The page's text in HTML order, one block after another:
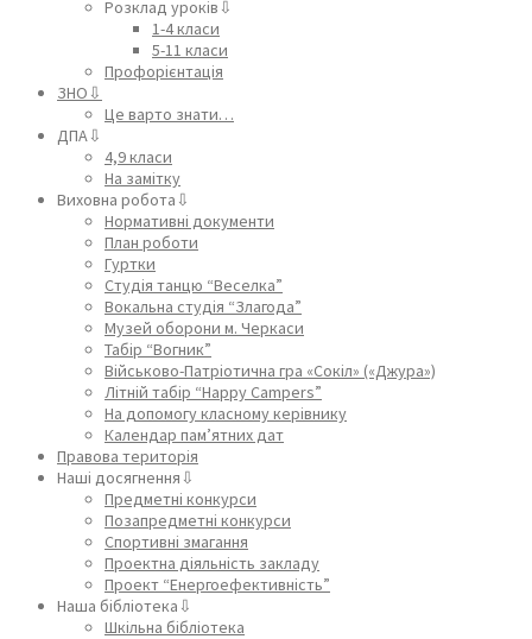
Розклад уроків⇩
1-4 класи
5-11 класи
Профорієнтація
ЗНО⇩
Це варто знати…
ДПА⇩
4,9 класи
На замітку
Виховна робота⇩
Нормативні документи
План роботи
Гуртки
Студія танцю “Веселка”
Вокальна студія “Злагода”
Музей оборони м. Черкаси
Табір “Вогник”
Військово-Патріотична гра «Сокіл» («Джура»)
Літній табір “Happy Campers”
На допомогу класному керівнику
Календар пам’ятних дат
Правова територія
Наші досягнення⇩
Предметні конкурси
Позапредметні конкурси
Спортивні змагання
Проектна діяльність закладу
Проект “Енергоефективність”
Наша бібліотека⇩
Шкільна бібліотека